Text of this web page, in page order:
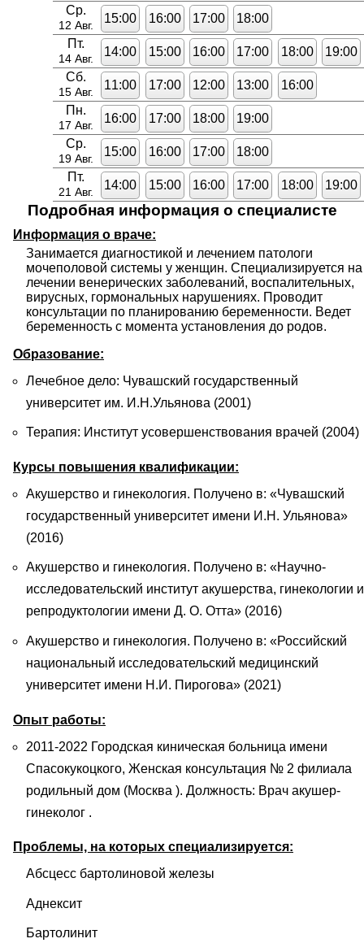
Ср.
12 Авг.
15:00 16:00 17:00
18:00
Пт.
14 Авг.
14:00 15:00 16:00 17:00 18:00
19:00
Сб.
15 Авг.
11:00 17:00 12:00 13:00
16:00
Пн.
17 Авг.
16:00 17:00 18:00
19:00
Ср.
19 Авг.
15:00 16:00 17:00
18:00
Пт.
21 Авг.
14:00 15:00 16:00 17:00 18:00 19:00
Подробная информация о специалисте
Информация о враче:
Занимается диагностикой и лечением патологи
мочеполовой системы у женщин. Специализируется на
лечении венерических заболеваний, воспалительных,
вирусных, гормональных нарушениях. Проводит
консультации по планированию беременности. Ведет
беременность с момента установления до родов.
Образование:
Лечебное дело: Чувашский государственный
университет им. И.Н.Ульянова (2001)
Терапия: Институт усовершенствования врачей (2004)
Курсы повышения квалификации:
Акушерство и гинекология. Получено в: «Чувашский
государственный университет имени И.Н. Ульянова»
(2016)
Акушерство и гинекология. Получено в: «Научно-
исследовательский институт акушерства, гинекологии и
репродуктологии имени Д. О. Отта» (2016)
Акушерство и гинекология. Получено в: «Российский
национальный исследовательский медицинский
университет имени Н.И. Пирогова» (2021)
Опыт работы:
2011-2022 Городская киническая больница имени
Спасокукоцкого, Женская консультация № 2 филиала
родильный дом (Москва ). Должность: Врач акушер-
гинеколог .
Проблемы, на которых специализируется:
Абсцесс бартолиновой железы
Аднексит
Бартолинит